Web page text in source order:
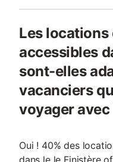
Les locations
accessibles
sont-elles
vacanciers
voyager
Oui ! 40% des
dans le le Finistère